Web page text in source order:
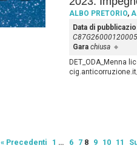
ALBO PRETORIO,
Data di
C87G26000120005
Gara chiusa
DET_ODA_Menna
« Precedenti 1 … 6 7 8 9 10 11